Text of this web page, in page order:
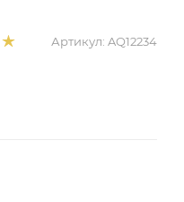
Артикул: AQ12234